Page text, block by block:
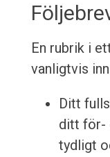
En rubrik i
vanligtvis
Ditt
ditt för-
tydligt